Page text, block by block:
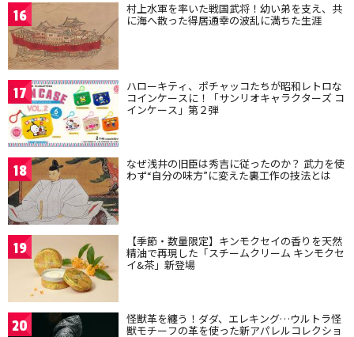
16 村上水軍を率いた戦国武将！幼い弟を支え、共
に海へ散った得居通幸の波乱に満ちた生涯
17 ハローキティ、ポチャッコたちが昭和レトロな
コインケースに！「サンリオキャラクターズ コ
インケース」第２弾
18 なぜ浅井の旧臣は秀吉に従ったのか？ 武力を使
わず“自分の味方”に変えた裏工作の技法とは
19 【季節・数量限定】キンモクセイの香りを天然
精油で再現した「スチームクリーム キンモクセ
イ&茶」新登場
20 怪獣革を纏う！ダダ、エレキング…ウルトラ怪
獣モチーフの革を使った新アパレルコレクショ